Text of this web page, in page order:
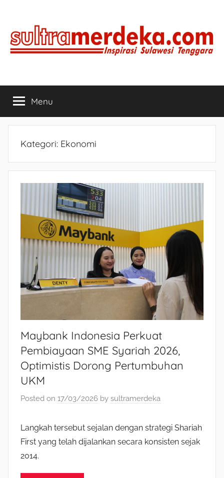
content
SULTRAMERDEKA.COM
TenggaraMenu
Kategori: Ekonomi
Maybank Indonesia Perkuat
Pembiayaan SME Syariah 2026,
Optimistis Dorong Pertumbuhan
UKM
Posted on 17/03/2026 by sultramerdeka
Langkah tersebut sejalan dengan strategi Shariah
First yang telah dijalankan secara konsisten sejak
2014.